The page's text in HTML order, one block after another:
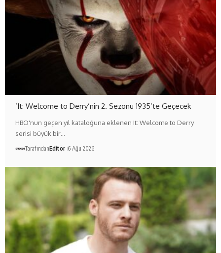
‘It: Welcome to Derry’nin 2. Sezonu 1935’te Geçecek
HBO'nun geçen yıl kataloğuna eklenen It: Welcome to Derry
serisi büyük bir…
TarafındanEditör 6 Ağu 2026